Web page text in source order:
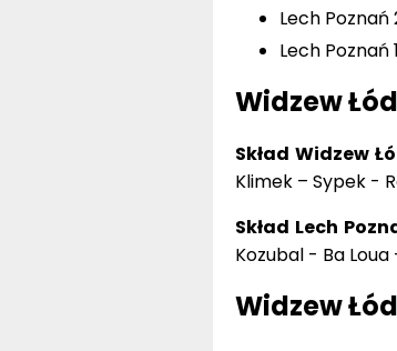
Lech Poznań
Lech Poznań
Widzew
Skład Widzew
Klimek – Sypek -
Skład Lech
Kozubal - Ba Loua
Widzew